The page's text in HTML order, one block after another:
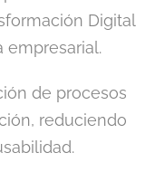
Digital
empresarial.
de procesos
reduciendo